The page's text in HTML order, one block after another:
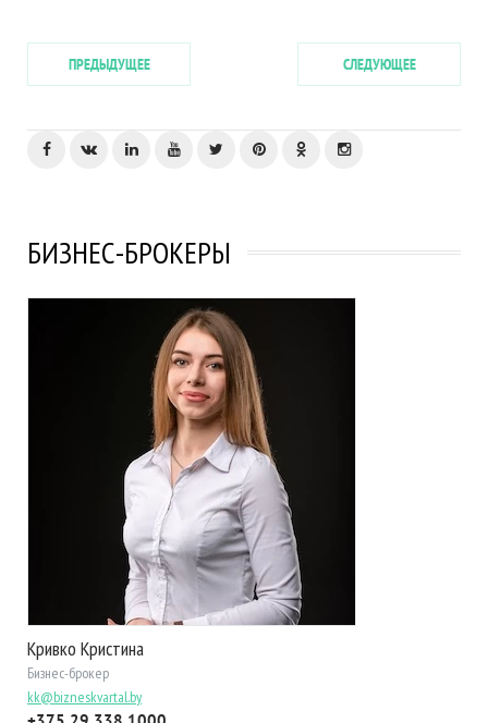
ПРЕДЫДУЩЕЕ СЛЕДУЮЩЕЕ
БИЗНЕС-БРОКЕРЫ
Кривко Кристина
Бизнес-брокер
kk@bizneskvartal.by